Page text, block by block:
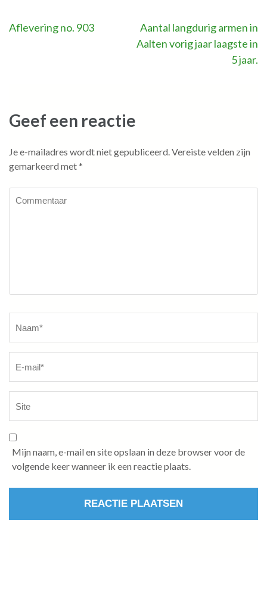
Bericht
Aflevering no. 903
Aantal langdurig armen in
Aalten vorig jaar laagste in
5 jaar.
Geef een reactie
Je e-mailadres wordt niet gepubliceerd.Vereiste velden zijn
gemarkeerd met*
Mijn naam, e-mail en site opslaan in deze browser voor de
volgende keer wanneer ik een reactie plaats.